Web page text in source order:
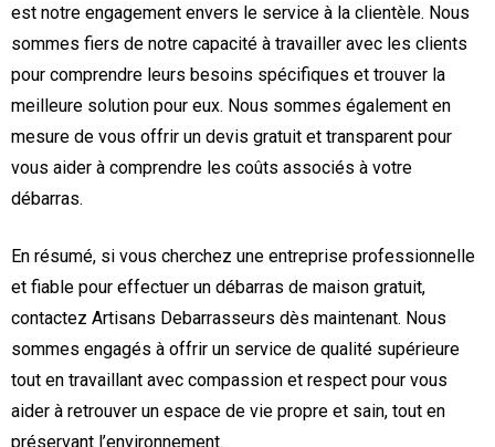
est notre engagement envers le service à la clientèle. Nous
sommes fiers de notre capacité à travailler avec les clients
pour comprendre leurs besoins spécifiques et trouver la
meilleure solution pour eux. Nous sommes également en
mesure de vous offrir un devis gratuit et transparent pour
vous aider à comprendre les coûts associés à votre
débarras.
En résumé, si vous cherchez une entreprise professionnelle
et fiable pour effectuer un débarras de maison gratuit,
contactez Artisans Debarrasseurs dès maintenant. Nous
sommes engagés à offrir un service de qualité supérieure
tout en travaillant avec compassion et respect pour vous
aider à retrouver un espace de vie propre et sain, tout en
préservant l’environnement.